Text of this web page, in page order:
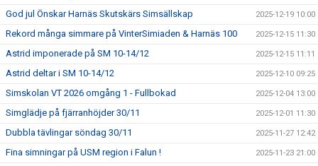
God jul Önskar Harnäs Skutskärs Simsällskap 2025-12-19 10:00
Rekord många simmare på VinterSimiaden & Harnäs 100 2025-12-15 11:30
Astrid imponerade på SM 10-14/12 2025-12-15 11:11
Astrid deltar i SM 10-14/12 2025-12-10 09:25
Simskolan VT 2026 omgång 1 - Fullbokad 2025-12-04 13:00
Simglädje på fjärranhöjder 30/11 2025-12-01 11:30
Dubbla tävlingar söndag 30/11 2025-11-27 12:42
Fina simningar på USM region i Falun ! 2025-11-23 21:00